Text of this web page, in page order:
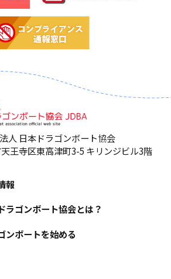
人 日本ドラゴンボート協会
王寺区東高津町3-5 キリンジビル3階
報
ラゴンボート協会とは？
ンボートを始める